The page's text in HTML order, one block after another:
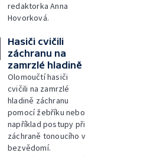
redaktorka Anna
Hovorková.
Hasiči cvičili
záchranu na
zamrzlé hladině
Olomoučtí hasiči
cvičili na zamrzlé
hladině záchranu
pomocí žebříku nebo
například postupy při
záchraně tonoucího v
bezvědomí.